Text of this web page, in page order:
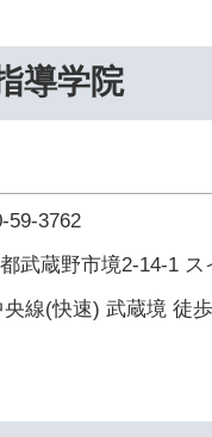
導学院
59-3762
武蔵野市境2-14-1 ス
央線(快速) 武蔵境 徒